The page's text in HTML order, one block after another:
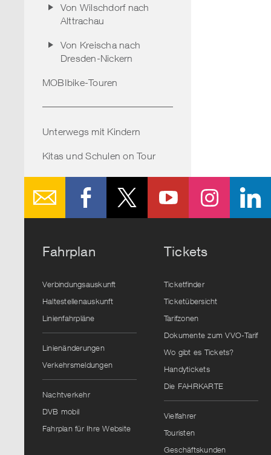
Von Wilschdorf nach
Alttrachau
Von Kreischa nach
Dresden-Nickern
MOBIbike-Touren
Unterwegs mit Kindern
Kitas und Schulen on Tour
Fahrplan
Verbindungsauskunft
Haltestellenauskunft
Linienfahrpläne
Linienänderungen
Verkehrsmeldungen
Nachtverkehr
DVB mobil
Fahrplan für Ihre Website
Tickets
Ticketfinder
Ticketübersicht
Tarifzonen
Dokumente zum VVO-Tarif
Wo gibt es Tickets?
Handytickets
Die FAHRKARTE
Vielfahrer
Touristen
Geschäftskunden